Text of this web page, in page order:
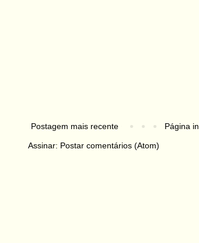
Postagem mais recente Página
Assinar: Postar comentários (Atom)